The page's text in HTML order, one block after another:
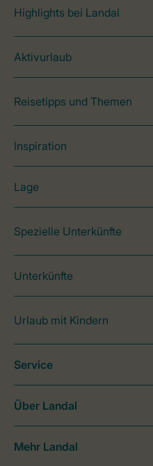
Highlights bei Landal
Aktivurlaub
Reisetipps und Themen
Inspiration
Lage
Spezielle Unterkünfte
Unterkünfte
Urlaub mit Kindern
Service
Über Landal
Mehr Landal